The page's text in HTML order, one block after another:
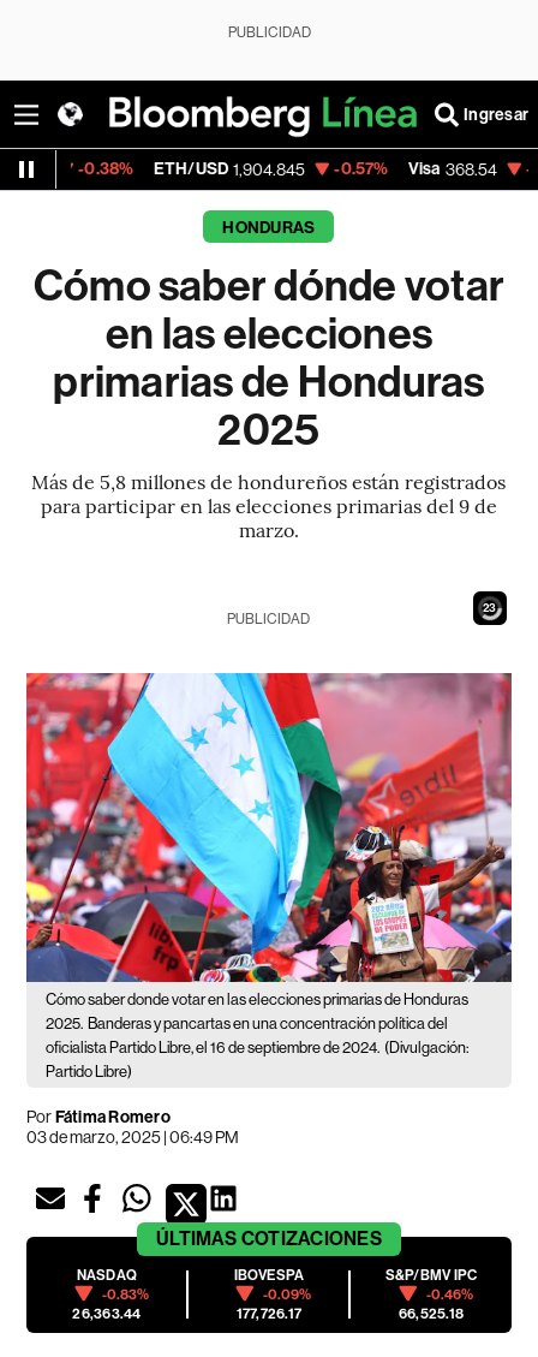
PUBLICIDAD
Ingresar
ETH/USD 1,904.845 -0.57% Visa 368.54 -0.28%
HONDURAS
Cómo saber dónde votar
en las elecciones
primarias de Honduras
2025
Más de 5,8 millones de hondureños están registrados
para participar en las elecciones primarias del 9 de
marzo.
21
PUBLICIDAD
Cómo saber donde votar en las elecciones primarias de Honduras
2025. Banderas y pancartas en una concentración política del
oficialista Partido Libre, el 16 de septiembre de 2024. (Divulgación:
Partido Libre)
PorFátima Romero
03 de marzo, 2025 | 06:49 PM
ÚLTIMAS COTIZACIONES
NASDAQ
-0.83%
26,363.44
IBOVESPA
-0.09%
177,726.17
S&P/BMV IPC
-0.46%
66,525.18